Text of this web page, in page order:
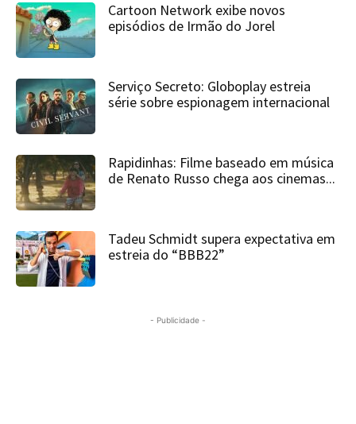
Cartoon Network exibe novos
episódios de Irmão do Jorel
Serviço Secreto: Globoplay estreia
série sobre espionagem internacional
Rapidinhas: Filme baseado em música
de Renato Russo chega aos cinemas...
Tadeu Schmidt supera expectativa em
estreia do “BBB22”
- Publicidade -